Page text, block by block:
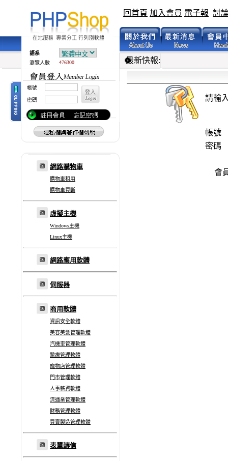
回首頁 加入會員 電子報 討
語系
瀏覽人數
476300 最新快報:
帳號
密碼
網路購物車
購物車租用
購物車買斷
虛擬主機
Windows主機
Linux主機
網路應用軟體
伺服器
商用軟體
資訊安全軟體
美容美髮管理軟體
汽機車管理軟體
醫療管理軟體
寵物店管理軟體
門市管理軟體
人事薪資軟體
流通業管理軟體
財務管理軟體
買賣製造管理軟體
表單轉信
請輸
帳號
密碼
會